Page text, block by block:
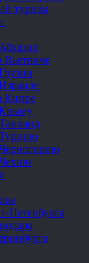
туризм
Вьетнаме
Кипре
Петербурга